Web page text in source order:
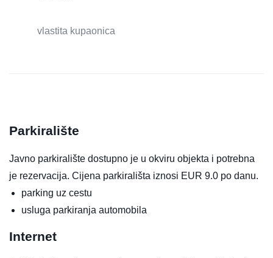
vlastita kupaonica
Parkiralište
Javno parkiralište dostupno je u okviru objekta i potrebna
je rezervacija. Cijena parkirališta iznosi EUR 9.0 po danu.
parking uz cestu
usluga parkiranja automobila
Internet